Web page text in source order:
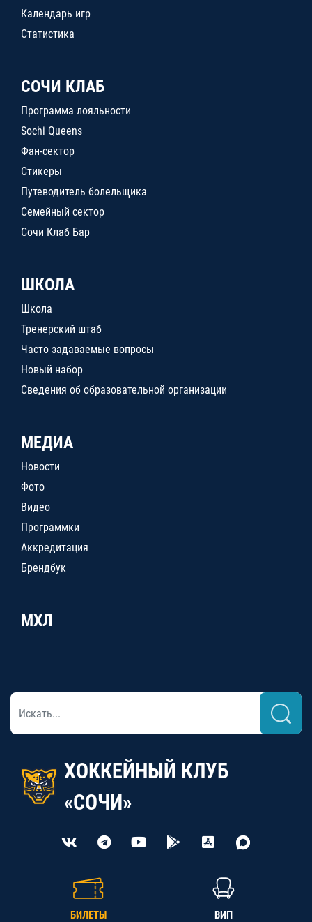
Календарь игр
Статистика
СОЧИ КЛАБ
Программа лояльности
Sochi Queens
Фан-сектор
Стикеры
Путеводитель болельщика
Семейный сектор
Сочи Клаб Бар
ШКОЛА
Школа
Тренерский штаб
Часто задаваемые вопросы
Новый набор
Сведения об образовательной организации
МЕДИА
Новости
Фото
Видео
Программки
Аккредитация
Брендбук
МХЛ
ХОККЕЙНЫЙ КЛУБ
«СОЧИ»
БИЛЕТЫ ВИП